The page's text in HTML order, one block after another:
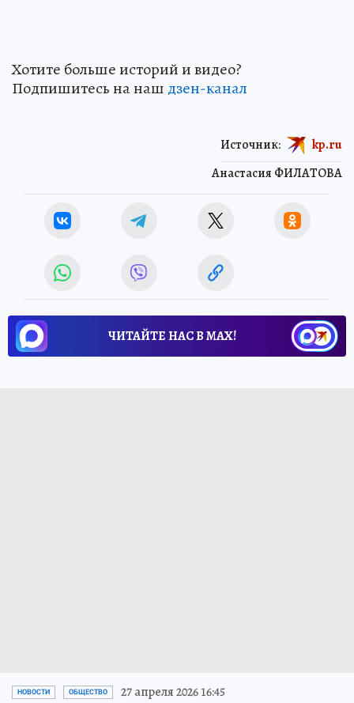
Хотите больше историй и видео?
Подпишитесь на наш дзен-канал
Анастасия ФИЛАТОВА
Источник: kp.ru
ЧИТАЙТЕ НАС В МАХ!
НОВОСТИ ОБЩЕСТВО 27 апреля 2026 16:45